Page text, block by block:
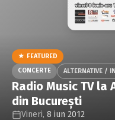
Caută în site...
★ FEATURED
CONCERTE
ALTERNATIVE /
Radio Music TV la
din Bucureşti
Vineri, 8 iun 2012